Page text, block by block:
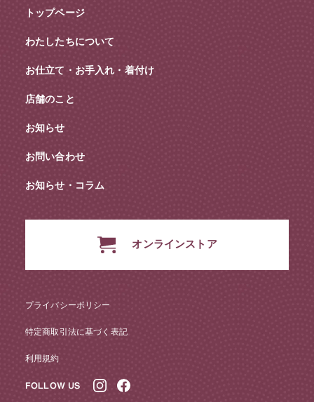
FOLLOW US
トップページ
わたしたちについて
お仕立て・お手入れ・着付け
店舗のこと
お知らせ
お問い合わせ
お知らせ・コラム
オンラインストア
プライバシーポリシー
特定商取引法に基づく表記
利用規約